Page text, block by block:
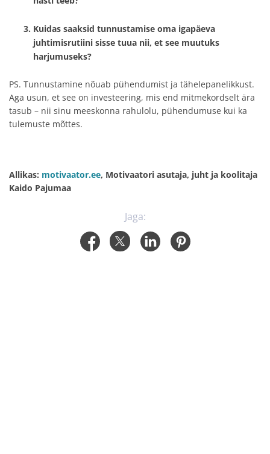
Kuidas saaksid tunnustamise oma igapäeva
juhtimisrutiini sisse tuua nii, et see muutuks
harjumuseks?
PS. Tunnustamine nõuab pühendumist ja tähelepanelikkust.
Aga usun, et see on investeering, mis end mitmekordselt ära
tasub – nii sinu meeskonna rahulolu, pühendumuse kui ka
tulemuste mõttes.
Allikas: motivaator.ee, Motivaatori asutaja, juht ja koolitaja
Kaido Pajumaa
Jaga: